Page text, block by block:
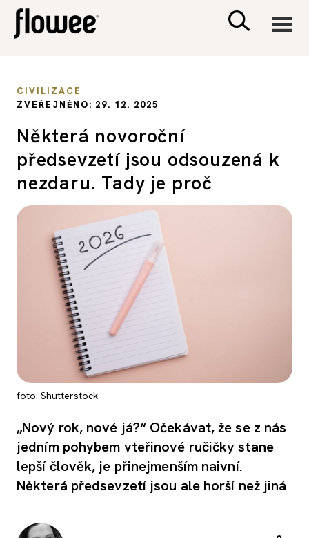
PSYCHOLOGIE
SEX A VZTAHY
PORADNA
CIVILIZACE
ZVEŘEJNĚNO: 29. 12. 2025
Některá novoroční
předsevzetí jsou odsouzená k
nezdaru. Tady je proč
foto: Shutterstock
„Nový rok, nové já?“ Očekávat, že se z nás
jedním pohybem vteřinové ručičky stane
lepší člověk, je přinejmenším naivní.
Některá předsevzetí jsou ale horší než jiná